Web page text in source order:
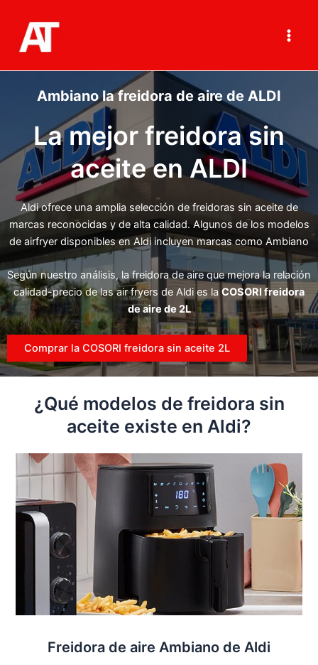
contenido
Main
Ambiano la freidora de aire de ALDI
La mejor freidora sin
aceite en ALDI
Aldi ofrece una amplia selección de freidoras sin aceite de
marcas reconocidas y de alta calidad. Algunos de los modelos
de airfryer disponibles en Aldi incluyen marcas como Ambiano
Según nuestro análisis, la freidora de aire que mejora la relación
calidad-precio de las air fryers de Aldi es la COSORI freidora
de aire de 2L
Comprar la COSORI freidora sin aceite 2L
¿Qué modelos de freidora sin
aceite existe en Aldi?
Freidora de aire Ambiano de Aldi